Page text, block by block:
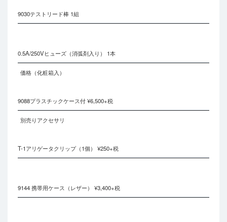
9030テストリード棒 1組
0.5A/250Vヒューズ（消弧剤入り） 1本
価格（化粧箱入）
9088プラスチックケース付 ¥6,500+税
別売りアクセサリ
T-1アリゲータクリップ（1個） ¥250+税
9144 携帯用ケース（レザー） ¥3,400+税